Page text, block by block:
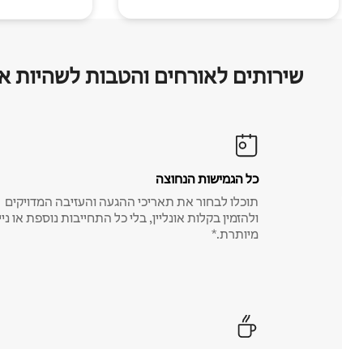
שירותים לאורחים והטבות לשהיות
כל הגמישות הנחוצה
תוכלו לבחור את תאריכי ההגעה והעזיבה המדויקים
ולהזמין בקלות אונליין, בלי כל התחייבות נוספת או
מיותרת.*